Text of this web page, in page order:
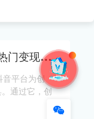
变现类型
音平台为创
通过它，创